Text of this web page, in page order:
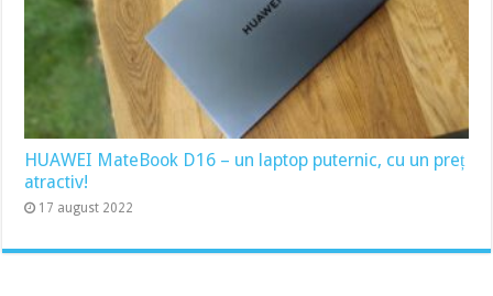
HUAWEI MateBook D16 – un laptop puternic, cu un preț
atractiv!
17 august 2022